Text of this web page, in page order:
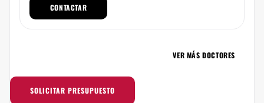
CONTACTAR
VER MÁS DOCTORES
SOLICITAR PRESUPUESTO